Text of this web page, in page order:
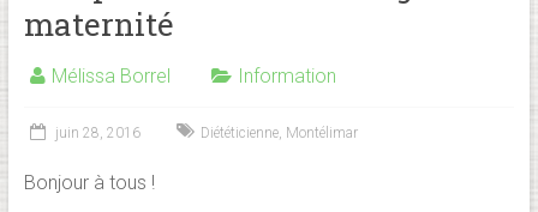
maternité
Mélissa Borrel Information
juin 28, 2016 Diététicienne, Montélimar
Bonjour à tous !